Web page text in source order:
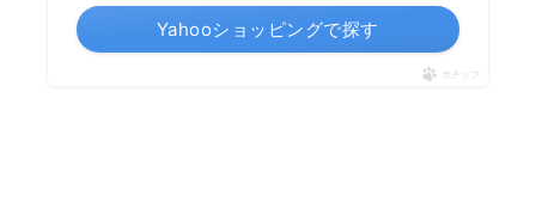
Yahooショッピングで探す
ポチップ